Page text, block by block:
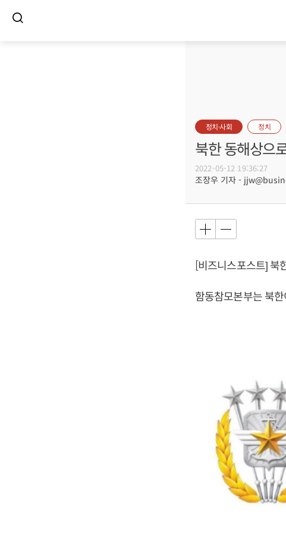
정치·사회 정치
북한 동해상으
2022-05-12 19:36:27
조장우 기자 -
[비즈니스포스트] 북
함동참모본부는 북